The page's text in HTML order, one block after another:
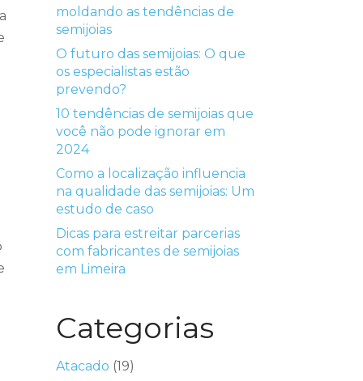
moldando as tendências de
semijoias
O futuro das semijoias: O que
os especialistas estão
prevendo?
10 tendências de semijoias que
você não pode ignorar em
2024
Como a localização influencia
na qualidade das semijoias: Um
estudo de caso
Dicas para estreitar parcerias
com fabricantes de semijoias
em Limeira
Categorias
Atacado (19)